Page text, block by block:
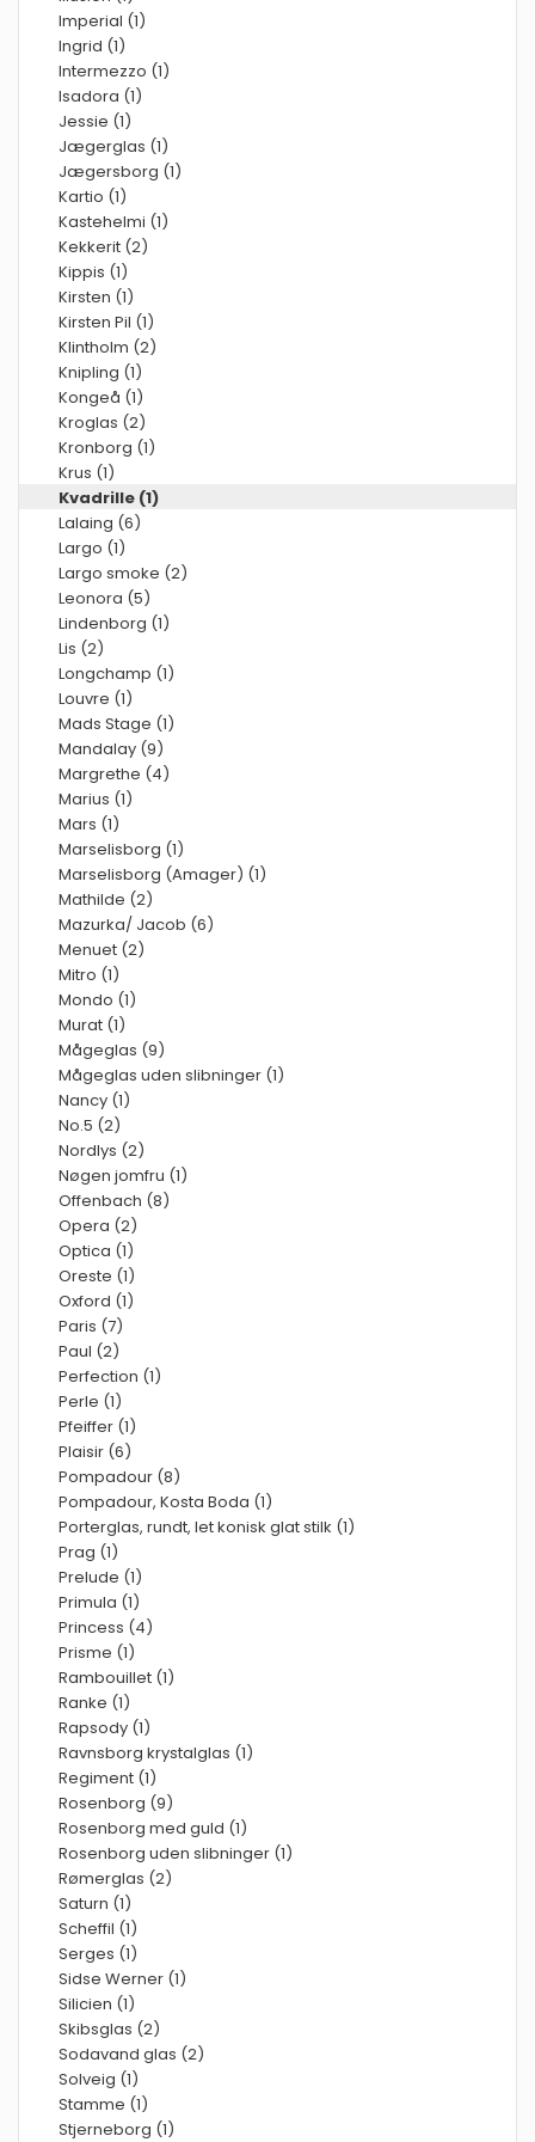
Imperial (1)
Ingrid (1)
Intermezzo (1)
Isadora (1)
Jessie (1)
Jægerglas (1)
Jægersborg (1)
Kartio (1)
Kastehelmi (1)
Kekkerit (2)
Kippis (1)
Kirsten (1)
Kirsten Pil (1)
Klintholm (2)
Knipling (1)
Kongeå (1)
Kroglas (2)
Kronborg (1)
Krus (1)
Kvadrille (1)
Lalaing (6)
Largo (1)
Largo smoke (2)
Leonora (5)
Lindenborg (1)
Lis (2)
Longchamp (1)
Louvre (1)
Mads Stage (1)
Mandalay (9)
Margrethe (4)
Marius (1)
Mars (1)
Marselisborg (1)
Marselisborg (Amager) (1)
Mathilde (2)
Mazurka/ Jacob (6)
Menuet (2)
Mitro (1)
Mondo (1)
Murat (1)
Mågeglas (9)
Mågeglas uden slibninger (1)
Nancy (1)
No.5 (2)
Nordlys (2)
Nøgen jomfru (1)
Offenbach (8)
Opera (2)
Optica (1)
Oreste (1)
Oxford (1)
Paris (7)
Paul (2)
Perfection (1)
Perle (1)
Pfeiffer (1)
Plaisir (6)
Pompadour (8)
Pompadour, Kosta Boda (1)
Porterglas, rundt, let konisk glat stilk (1)
Prag (1)
Prelude (1)
Primula (1)
Princess (4)
Prisme (1)
Rambouillet (1)
Ranke (1)
Rapsody (1)
Ravnsborg krystalglas (1)
Regiment (1)
Rosenborg (9)
Rosenborg med guld (1)
Rosenborg uden slibninger (1)
Rømerglas (2)
Saturn (1)
Scheffil (1)
Serges (1)
Sidse Werner (1)
Silicien (1)
Skibsglas (2)
Sodavand glas (2)
Solveig (1)
Stamme (1)
Stjerneborg (1)